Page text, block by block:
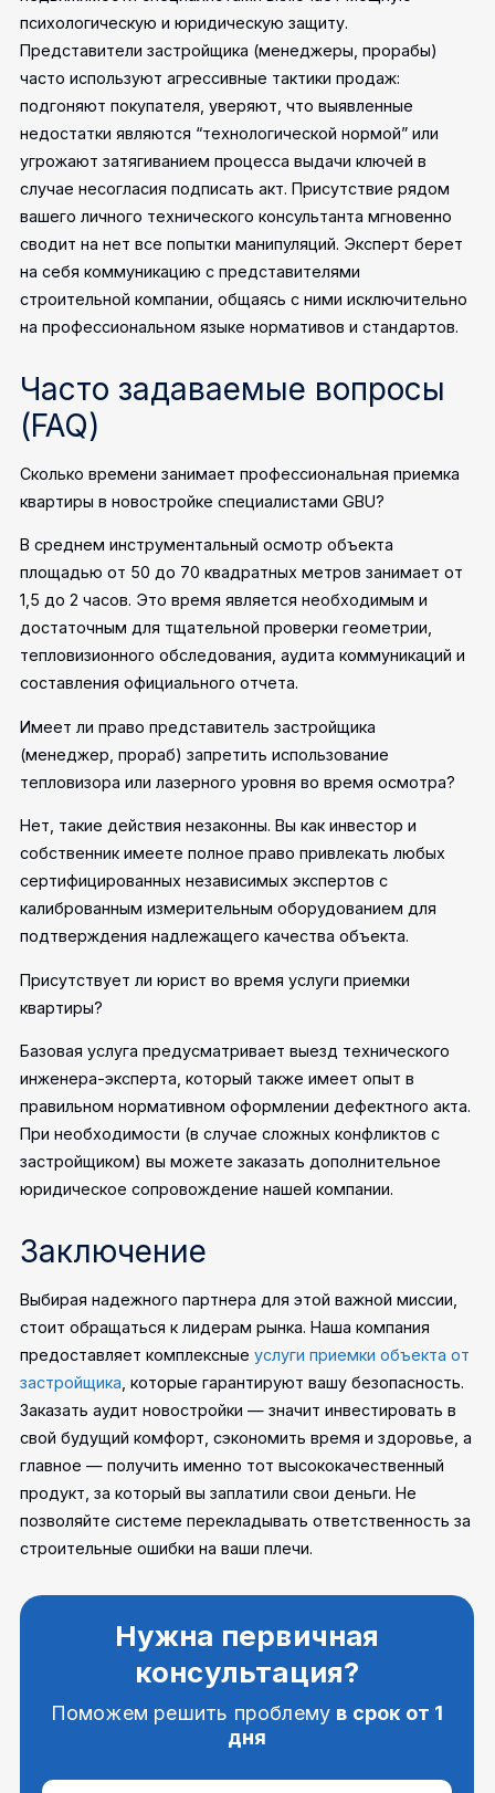
психологическую и юридическую защиту.
Представители застройщика (менеджеры, прорабы)
часто используют агрессивные тактики продаж:
подгоняют покупателя, уверяют, что выявленные
недостатки являются “технологической нормой” или
угрожают затягиванием процесса выдачи ключей в
случае несогласия подписать акт. Присутствие рядом
вашего личного технического консультанта мгновенно
сводит на нет все попытки манипуляций. Эксперт берет
на себя коммуникацию с представителями
строительной компании, общаясь с ними исключительно
на профессиональном языке нормативов и стандартов.
Часто задаваемые вопросы
(FAQ)
Сколько времени занимает профессиональная приемка
квартиры в новостройке специалистами GBU?
В среднем инструментальный осмотр объекта
площадью от 50 до 70 квадратных метров занимает от
1,5 до 2 часов. Это время является необходимым и
достаточным для тщательной проверки геометрии,
тепловизионного обследования, аудита коммуникаций и
составления официального отчета.
Имеет ли право представитель застройщика
(менеджер, прораб) запретить использование
тепловизора или лазерного уровня во время осмотра?
Нет, такие действия незаконны. Вы как инвестор и
собственник имеете полное право привлекать любых
сертифицированных независимых экспертов с
калиброванным измерительным оборудованием для
подтверждения надлежащего качества объекта.
Присутствует ли юрист во время услуги приемки
квартиры?
Базовая услуга предусматривает выезд технического
инженера-эксперта, который также имеет опыт в
правильном нормативном оформлении дефектного акта.
При необходимости (в случае сложных конфликтов с
застройщиком) вы можете заказать дополнительное
юридическое сопровождение нашей компании.
Заключение
Выбирая надежного партнера для этой важной миссии,
стоит обращаться к лидерам рынка. Наша компания
предоставляет комплексные услуги приемки объекта от
застройщика , которые гарантируют вашу безопасность.
Заказать аудит новостройки — значит инвестировать в
свой будущий комфорт, сэкономить время и здоровье, а
главное — получить именно тот высококачественный
продукт, за который вы заплатили свои деньги. Не
позволяйте системе перекладывать ответственность за
строительные ошибки на ваши плечи.
Нужна первичная
консультация?
Поможем решить проблему в срок от 1
дня